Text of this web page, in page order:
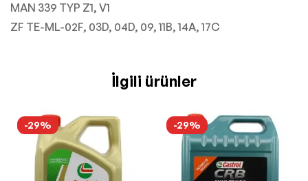
MAN 339 TYP Z1, V1
ZF TE-ML-02F, 03D, 04D, 09, 11B, 14A, 17C
İlgili ürünler
-29% -29%